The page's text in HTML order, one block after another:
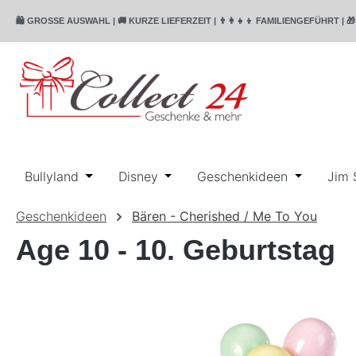
Hauptinhalt springen
Zur Suche springen
Zur Hauptnavigation springen
🛍️ GROSSE AUSWAHL | 🚚 KURZE LIEFERZEIT | 👨‍👩‍👧‍👦 FAMILIENGEFÜHRT |
Bullyland Öffne oder Schließe das Dropdown der
Disney Öffne oder Schließe das
Geschenkideen ÖffneJim
Geschenkideen Bären - Cherished / Me To You
Age 10 - 10. Geburtstag